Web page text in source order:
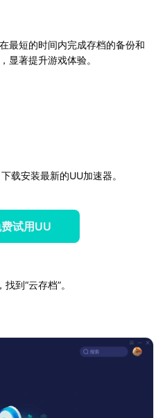
最短的时间内完成存档的备份和
显著提升游戏体验。
载安装最新的UU加速器。
试用UU
到“云存档”。